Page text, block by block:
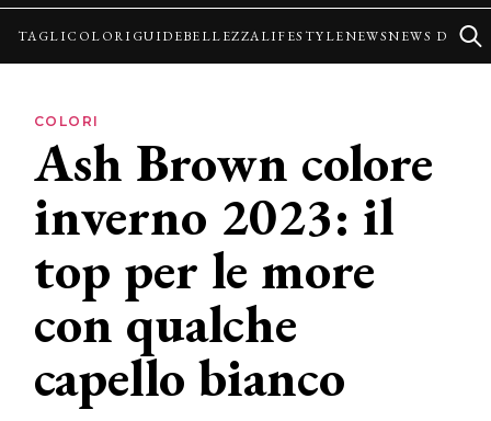
Guide
Lifestyle
News
News
aziende
TAGLICOLORI GUIDEBELLEZZALIFESTYLENEWSNEWS
COLORI
Ash Brown colore
inverno 2023: il
top per le more
con qualche
capello bianco